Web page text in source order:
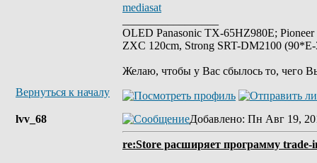
mediasat
OLED Panasonic TX-65HZ980E;
ZXC 120cm, Strong SRT-DM2100
Желаю, чтобы у Вас сбылось то, чего
Вернуться к началу
lvv_68 Добавлено: Пн Авг 19,
re:Store расширяет программу trade-